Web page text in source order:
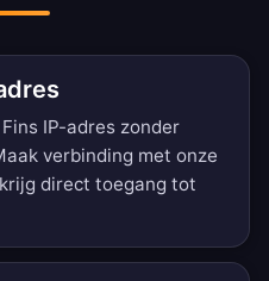
IP-adres zonder
verbinding met onze
direct toegang tot